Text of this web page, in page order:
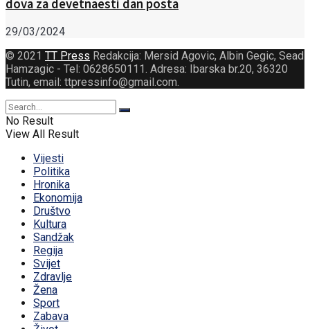
dova za devetnaesti dan posta
29/03/2024
© 2021 TT Press Redakcija: Mersid Agovic, Albin Gegic, Sead
Hamzagic - Tel: 0628650111. Adresa: Ibarska br.20, 36320
Tutin, email: ttpressinfo@gmail.com.
No Result
View All Result
Vijesti
Politika
Hronika
Ekonomija
Društvo
Kultura
Sandžak
Regija
Svijet
Zdravlje
Žena
Sport
Zabava